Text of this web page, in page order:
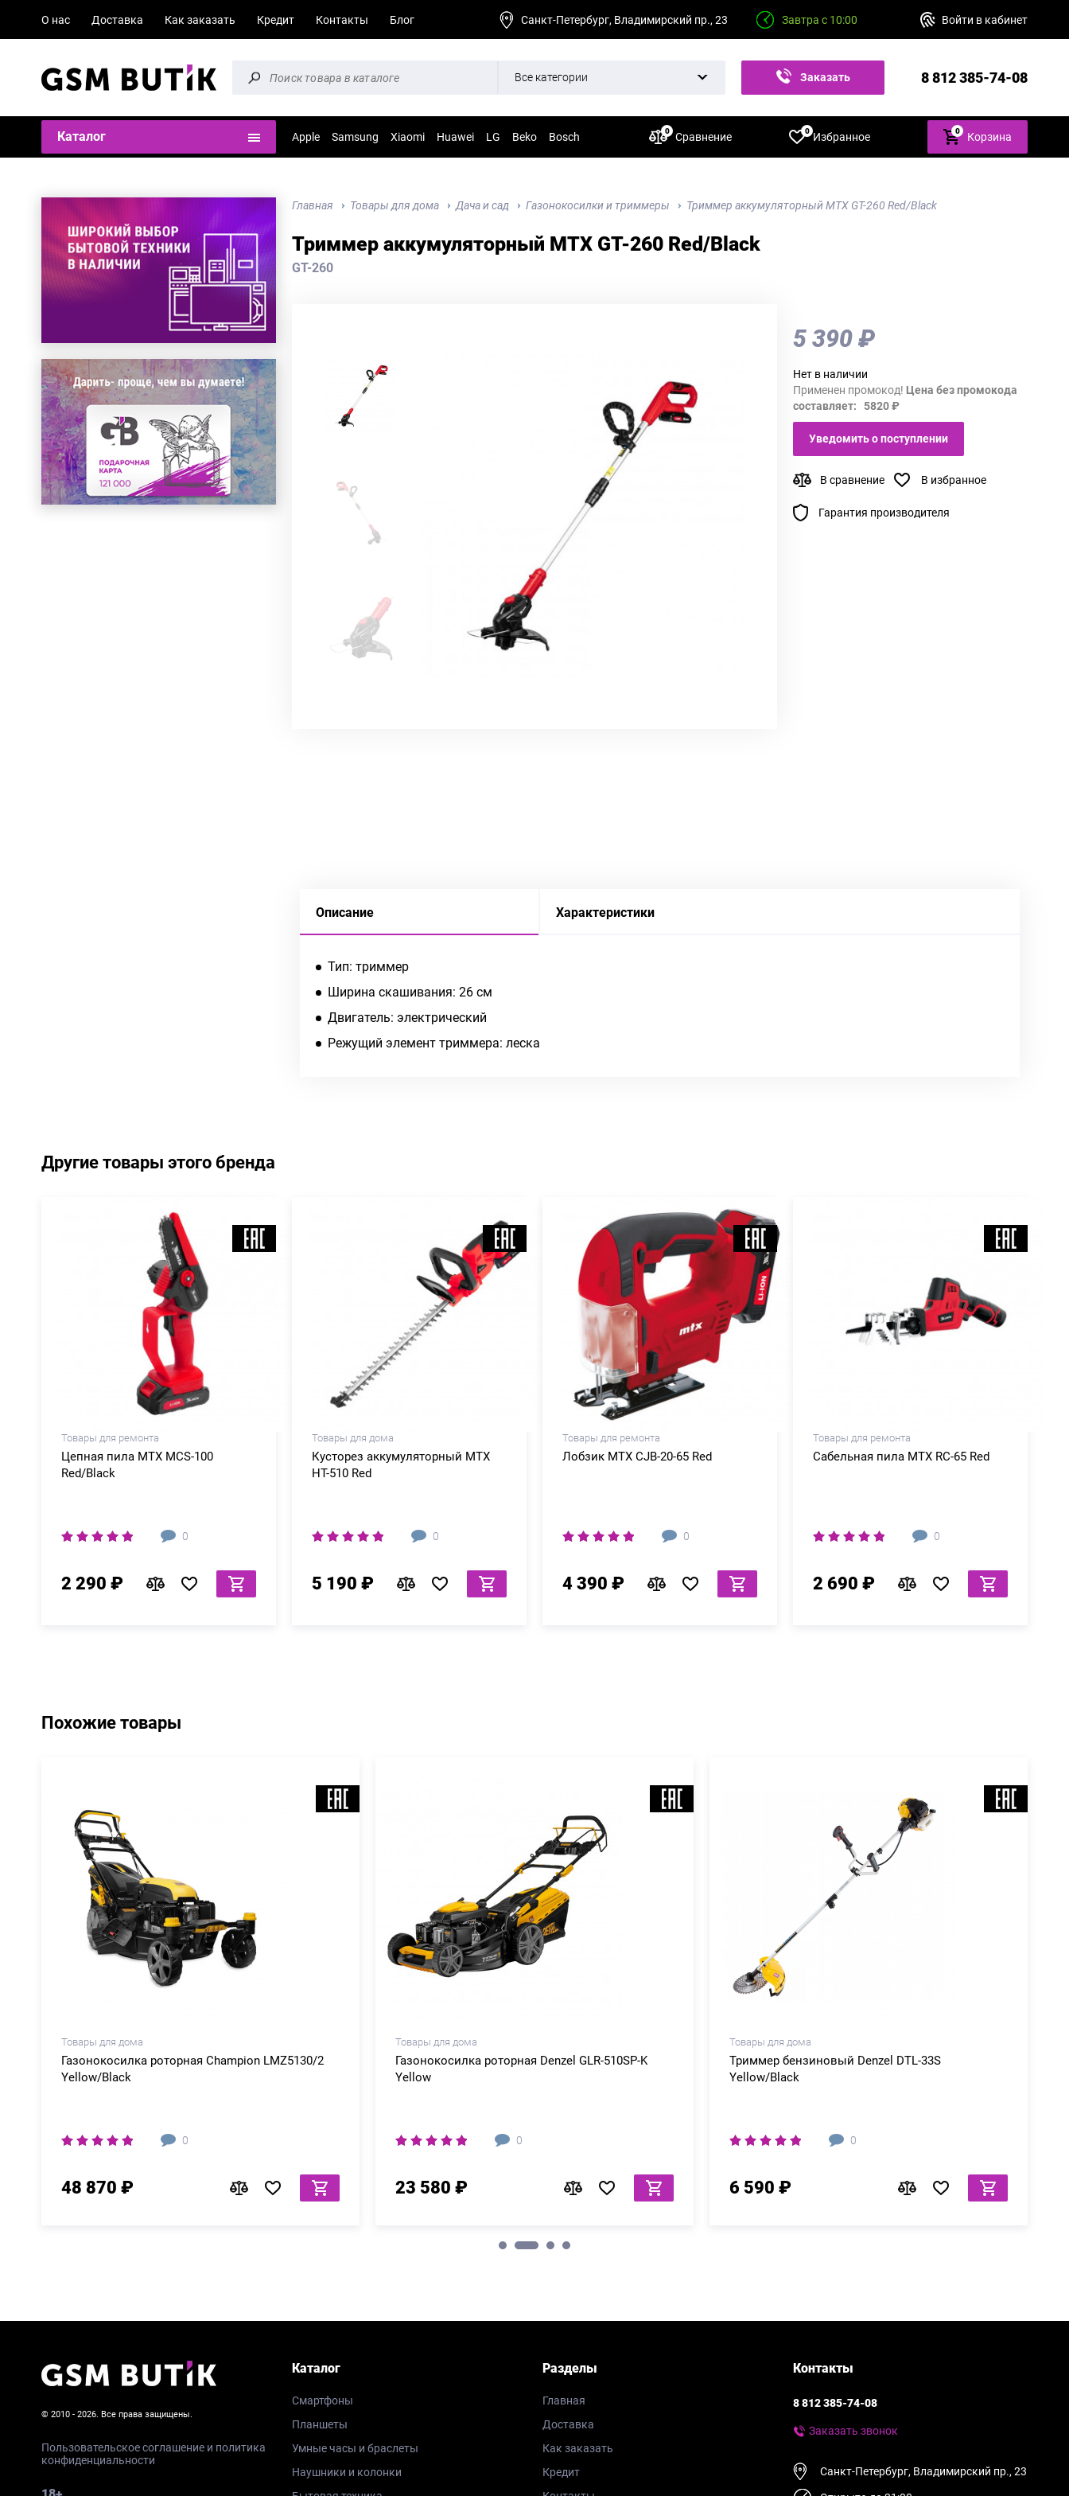
О нас Доставка Как заказать Кредит Контакты Блог Санкт-Петербург, Владимирский пр., 23 Завтра с 10:00 Войти в кабинет
Все категории Заказать 8 812 385-74-08
Каталог Apple Samsung Xiaomi Huawei LG Beko Bosch Сравнение
0 Избранное
0 0 Корзина
Главная Товары для дома Дача и сад Газонокосилки и триммеры Триммер аккумуляторный MTX GT-260 Red/Black
Триммер аккумуляторный MTX GT-260 Red/Black
GT-260
5 390 ₽
Нет в наличии
Применен промокод! Цена без промокода
составляет: 5820 ₽
Уведомить о поступлении
В сравнение В избранное
Гарантия производителя
Описание Характеристики
Тип: триммер
Ширина скашивания: 26 см
Двигатель: электрический
Режущий элемент триммера: леска
Другие товары этого бренда
Товары для ремонта
Цепная пила MTX MCS-100
Red/Black
0
2 290 ₽
Товары для дома
Кусторез аккумуляторный MTX
HT-510 Red
0
5 190 ₽
Товары для ремонта
Лобзик MTX CJB-20-65 Red
0
4 390 ₽
Товары для ремонта
Сабельная пила MTX RС-65 Red
0
2 690 ₽
Похожие товары
Товары для дома
Газонокосилка роторная Champion LMZ5130/2
Yellow/Black
0
48 870 ₽
Товары для дома
Газонокосилка роторная Denzel GLR-510SP-K
Yellow
0
23 580 ₽
Товары для дома
Триммер бензиновый Denzel DTL-33S
Yellow/Black
0
6 590 ₽
© 2010 - 2026. Все права защищены.
Пользовательское соглашение и политика
конфиденциальности
Каталог
Смартфоны
Планшеты
Умные часы и браслеты
Наушники и колонки
Разделы
Главная
Доставка
Как заказать
Кредит
Контакты
8 812 385-74-08
Заказать звонок
Санкт-Петербург, Владимирский пр., 23